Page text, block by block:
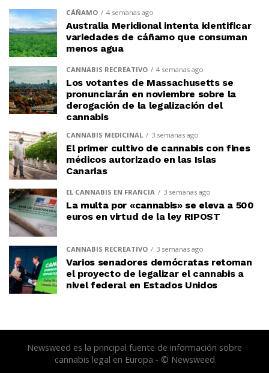
CÁÑAMO 4 semanas ago
Australia Meridional intenta identificar
variedades de cáñamo que consuman
menos agua
CANNABIS RECREATIVO 4 semanas ago
Los votantes de Massachusetts se
pronunciarán en noviembre sobre la
derogación de la legalización del
cannabis
CANNABIS MEDICINAL 3 semanas ago
El primer cultivo de cannabis con fines
médicos autorizado en las Islas
Canarias
EL CANNABIS EN FRANCIA 3 semanas ago
La multa por «cannabis» se eleva a 500
euros en virtud de la ley RIPOST
CANNABIS RECREATIVO 3 semanas ago
Varios senadores demócratas retoman
el proyecto de legalizar el cannabis a
nivel federal en Estados Unidos
Newsweed es la principal fuente de información sobre
cannabis legal en Europa - © Newsweed